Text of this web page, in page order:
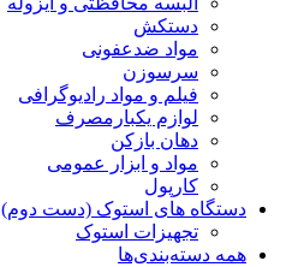
دستکش
مواد ضدعفونی
سرسوزن
فیلم و مواد رادیوگرافی
لوازم یکبارمصرف
دهان بازکن
مواد و ابزار عمومی
کارپول
دستگاه های استوک (دست دوم)
تجهیزات استوک
همه دسته‌بندی‌ها